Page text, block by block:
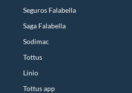
Seguros Falabella
Saga Falabella
Sodimac
Tottus
Linio
Tottus app